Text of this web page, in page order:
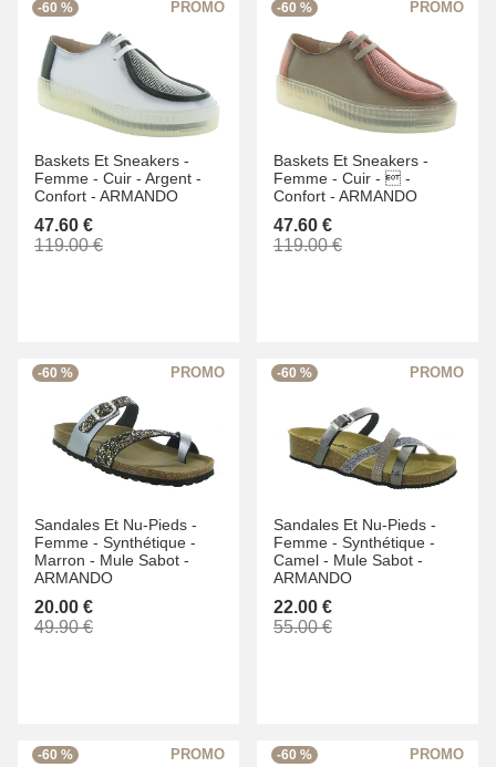
-60 %
Baskets Et Sneakers -
Femme - Cuir - Argent -
Confort - ARMANDO
47.60 €
119.00 €
-60 %
Baskets Et Sneakers -
Femme - Cuir -  -
Confort - ARMANDO
47.60 €
119.00 €
-60 %
Sandales Et Nu-Pieds -
Femme - Synthétique -
Marron - Mule Sabot -
ARMANDO
20.00 €
49.90 €
-60 %
Sandales Et Nu-Pieds -
Femme - Synthétique -
Camel - Mule Sabot -
ARMANDO
22.00 €
55.00 €
-60 % -60 %